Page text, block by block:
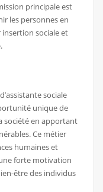
principale est
les personnes en
sociale et
sociale
unique de
société en apportant
Ce métier
humaines et
forte motivation
être des individus